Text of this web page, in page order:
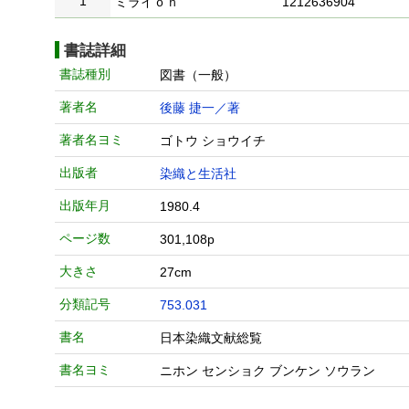
書誌詳細
書誌種別 図書（一般）
著者名 後藤 捷一／著
著者名ヨミ ゴトウ ショウイチ
出版者 染織と生活社
出版年月 1980.4
ページ数 301,108p
大きさ 27cm
分類記号 753.031
書名 日本染織文献総覧
書名ヨミ ニホン センショク ブンケン ソウラン